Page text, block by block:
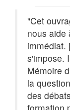
"Cet
nous aide
immédiat.
s'impose.
Mémoire
la
des